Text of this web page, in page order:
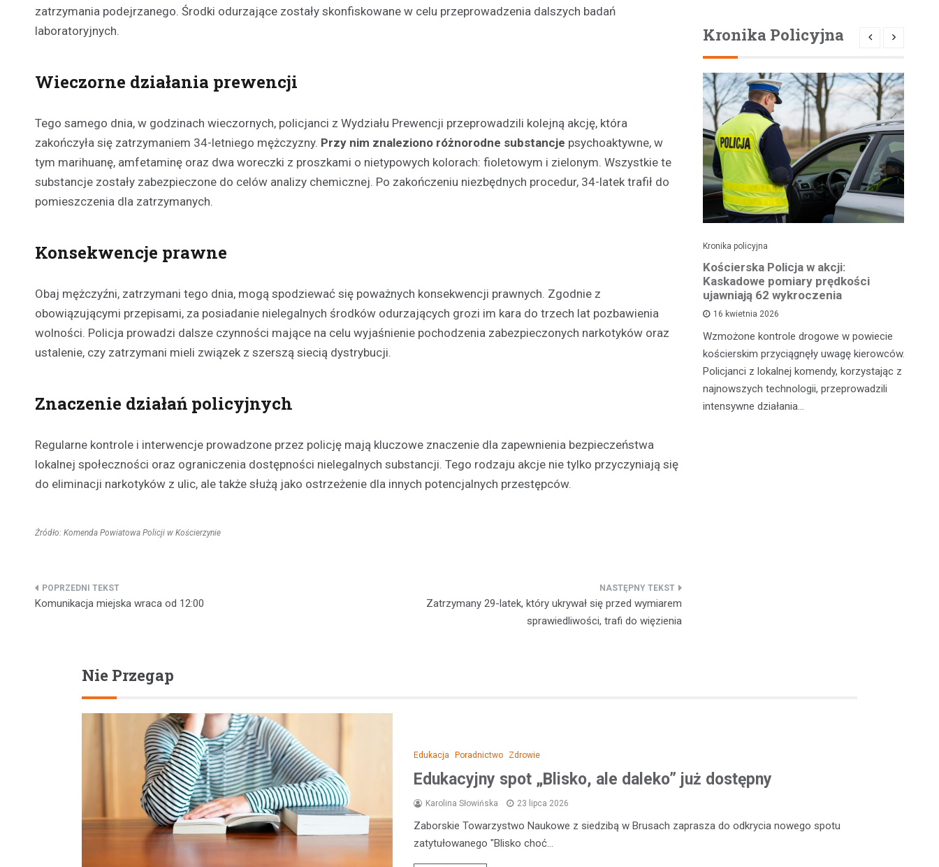
zatrzymania podejrzanego. Środki odurzające zostały skonfiskowane w celu przeprowadzenia dalszych badań
laboratoryjnych.
Wieczorne działania prewencji
Tego samego dnia, w godzinach wieczornych, policjanci z Wydziału Prewencji przeprowadzili kolejną akcję, która
zakończyła się zatrzymaniem 34-letniego mężczyzny. Przy nim znaleziono różnorodne substancje psychoaktywne, w
tym marihuanę, amfetaminę oraz dwa woreczki z proszkami o nietypowych kolorach: fioletowym i zielonym. Wszystkie te
substancje zostały zabezpieczone do celów analizy chemicznej. Po zakończeniu niezbędnych procedur, 34-latek trafił do
pomieszczenia dla zatrzymanych.
Konsekwencje prawne
Obaj mężczyźni, zatrzymani tego dnia, mogą spodziewać się poważnych konsekwencji prawnych. Zgodnie z
obowiązującymi przepisami, za posiadanie nielegalnych środków odurzających grozi im kara do trzech lat pozbawienia
wolności. Policja prowadzi dalsze czynności mające na celu wyjaśnienie pochodzenia zabezpieczonych narkotyków oraz
ustalenie, czy zatrzymani mieli związek z szerszą siecią dystrybucji.
Znaczenie działań policyjnych
Regularne kontrole i interwencje prowadzone przez policję mają kluczowe znaczenie dla zapewnienia bezpieczeństwa
lokalnej społeczności oraz ograniczenia dostępności nielegalnych substancji. Tego rodzaju akcje nie tylko przyczyniają się
do eliminacji narkotyków z ulic, ale także służą jako ostrzeżenie dla innych potencjalnych przestępców.
Źródło: Komenda Powiatowa Policji w Kościerzynie
Nawigacja
Komunikacja miejska wraca od 12:00
Zatrzymany 29-latek, który ukrywał się przed wymiarem
sprawiedliwości, trafi do więzienia
Kronika Policyjna
jazdy
7 kwietnia 2026
W sobotnie popołudnie, 4 kwietnia 2026
Kronika policyjna
Kościerska Policja w akcji:
Kaskadowe pomiary prędkości
ujawniają 62 wykroczenia
16 kwietnia 2026
Wzmożone kontrole drogowe w powiecie
kościerskim przyciągnęły uwagę kierowców.
Policjanci z lokalnej komendy, korzystając z
najnowszych technologii, przeprowadzili
intensywne działania…
Nie Przegap
Edukacja Poradnictwo Zdrowie
Edukacyjny spot „Blisko, ale daleko” już dostępny
Karolina Słowińska 23 lipca 2026
Zaborskie Towarzystwo Naukowe z siedzibą w Brusach zaprasza do odkrycia nowego spotu
zatytułowanego "Blisko choć…